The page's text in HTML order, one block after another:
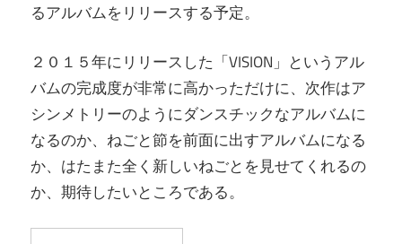
るアルバムをリリースする予定。
２０１５年にリリースした「VISION」というアル
バムの完成度が非常に高かっただけに、次作はア
シンメトリーのようにダンスチックなアルバムに
なるのか、ねごと節を前面に出すアルバムになる
か、はたまた全く新しいねごとを見せてくれるの
か、期待したいところである。